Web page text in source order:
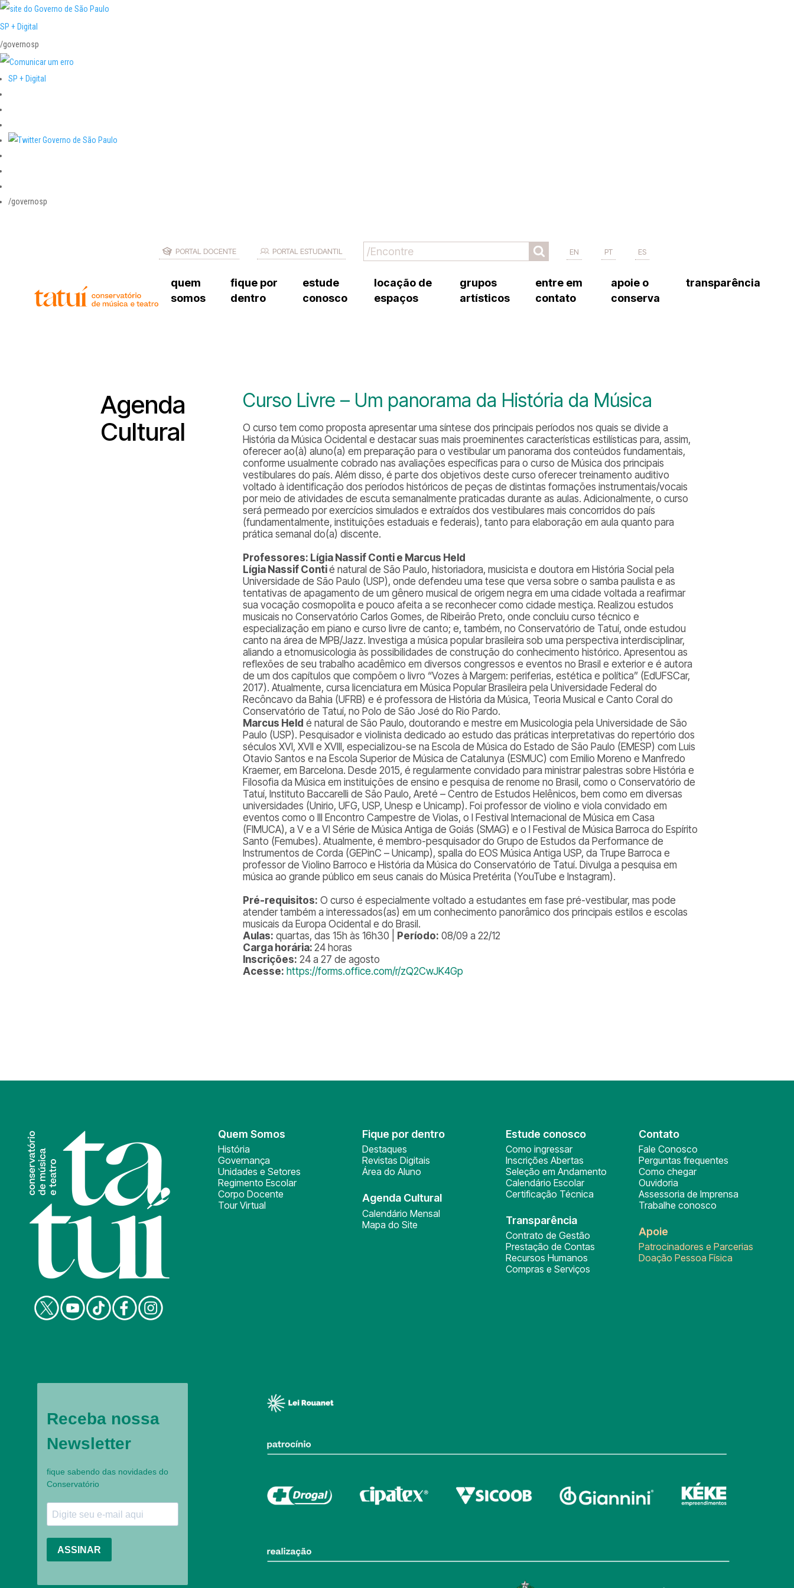
SP + Digital
/governosp
SP + Digital
/governosp
PORTAL DOCENTE PORTAL ESTUDANTIL EN PT ES
quem
somos
fique por
dentro
estude
conosco
locação de
espaços
grupos
artísticos
entre em
contato
assessoria de imprensa
trabalhe conosco
apoie o
conserva
transparência
Agenda
Cultural
Curso Livre – Um panorama da História da Música
O curso tem como proposta apresentar uma síntese dos principais períodos nos quais se divide a
História da Música Ocidental e destacar suas mais proeminentes características estilísticas para, assim,
oferecer ao(à) aluno(a) em preparação para o vestibular um panorama dos conteúdos fundamentais,
conforme usualmente cobrado nas avaliações específicas para o curso de Música dos principais
vestibulares do país. Além disso, é parte dos objetivos deste curso oferecer treinamento auditivo
voltado à identificação dos períodos históricos de peças de distintas formações instrumentais/vocais
por meio de atividades de escuta semanalmente praticadas durante as aulas. Adicionalmente, o curso
será permeado por exercícios simulados e extraídos dos vestibulares mais concorridos do país
(fundamentalmente, instituições estaduais e federais), tanto para elaboração em aula quanto para
prática semanal do(a) discente.
Professores: Lígia Nassif Conti e Marcus Held
Lígia Nassif Contié natural de São Paulo, historiadora, musicista e doutora em História Social pela
Universidade de São Paulo (USP), onde defendeu uma tese que versa sobre o samba paulista e as
tentativas de apagamento de um gênero musical de origem negra em uma cidade voltada a reafirmar
sua vocação cosmopolita e pouco afeita a se reconhecer como cidade mestiça. Realizou estudos
musicais no Conservatório Carlos Gomes, de Ribeirão Preto, onde concluiu curso técnico e
especialização em piano e curso livre de canto; e, também, no Conservatório de Tatuí, onde estudou
canto na área de MPB/Jazz. Investiga a música popular brasileira sob uma perspectiva interdisciplinar,
aliando a etnomusicologia às possibilidades de construção do conhecimento histórico. Apresentou as
reflexões de seu trabalho acadêmico em diversos congressos e eventos no Brasil e exterior e é autora
de um dos capítulos que compõem o livro “Vozes à Margem: periferias, estética e política” (EdUFSCar,
2017). Atualmente, cursa licenciatura em Música Popular Brasileira pela Universidade Federal do
Recôncavo da Bahia (UFRB) e é professora de História da Música, Teoria Musical e Canto Coral do
Conservatório de Tatuí, no Polo de São José do Rio Pardo.
Marcus Held é natural de São Paulo, doutorando e mestre em Musicologia pela Universidade de São
Paulo (USP). Pesquisador e violinista dedicado ao estudo das práticas interpretativas do repertório dos
séculos XVI, XVII e XVIII, especializou-se na Escola de Música do Estado de São Paulo (EMESP) com Luis
Otavio Santos e na Escola Superior de Música de Catalunya (ESMUC) com Emilio Moreno e Manfredo
Kraemer, em Barcelona. Desde 2015, é regularmente convidado para ministrar palestras sobre História e
Filosofia da Música em instituições de ensino e pesquisa de renome no Brasil, como o Conservatório de
Tatuí, Instituto Baccarelli de São Paulo, Areté – Centro de Estudos Helênicos, bem como em diversas
universidades (Unirio, UFG, USP, Unesp e Unicamp). Foi professor de violino e viola convidado em
eventos como o III Encontro Campestre de Violas, o I Festival Internacional de Música em Casa
(FIMUCA), a V e a VI Série de Música Antiga de Goiás (SMAG) e o I Festival de Música Barroca do Espírito
Santo (Femubes). Atualmente, é membro-pesquisador do Grupo de Estudos da Performance de
Instrumentos de Corda (GEPinC – Unicamp), spalla do EOS Música Antiga USP, da Trupe Barroca e
professor de Violino Barroco e História da Música do Conservatório de Tatuí. Divulga a pesquisa em
música ao grande público em seus canais do Música Pretérita (YouTube e Instagram).
Pré-requisitos: O curso é especialmente voltado a estudantes em fase pré-vestibular, mas pode
atender também a interessados(as) em um conhecimento panorâmico dos principais estilos e escolas
musicais da Europa Ocidental e do Brasil.
Aulas: quartas, das 15h às 16h30 | Período: 08/09 a 22/12
Carga horária:24 horas
Inscrições: 24 a 27 de agosto
Acesse: https://forms.office.com/r/zQ2CwJK4Gp
Quem Somos
História
Governança
Unidades e Setores
Regimento Escolar
Corpo Docente
Tour Virtual
Fique por dentro
Destaques
Revistas Digitais
Área do Aluno
Agenda Cultural
Calendário Mensal
Mapa do Site
Estude conosco
Como ingressar
Inscrições Abertas
Seleção em Andamento
Calendário Escolar
Certificação Técnica
Transparência
Contrato de Gestão
Prestação de Contas
Recursos Humanos
Compras e Serviços
Contato
Fale Conosco
Perguntas frequentes
Como chegar
Ouvidoria
Assessoria de Imprensa
Trabalhe conosco
Apoie
Patrocinadores e Parcerias
Doação Pessoa Física